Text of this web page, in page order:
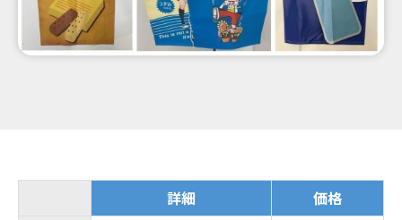
よくあるご質問
詳細 価格